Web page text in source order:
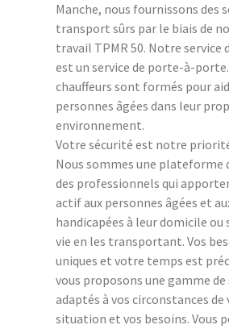
Manche, nous fournissons des
transport sûrs par le biais de
travail TPMR 50. Notre service
est un service de porte-à-
chauffeurs sont formés pour
personnes âgées dans leur
environnement.
Votre sécurité est notre
Nous sommes une plateforme
des professionnels qui
actif aux personnes âgées et
handicapées à leur domicile ou
vie en les transportant. Vos
uniques et votre temps est
vous proposons une gamme de
adaptés à vos circonstances de
situation et vos besoins. Vous